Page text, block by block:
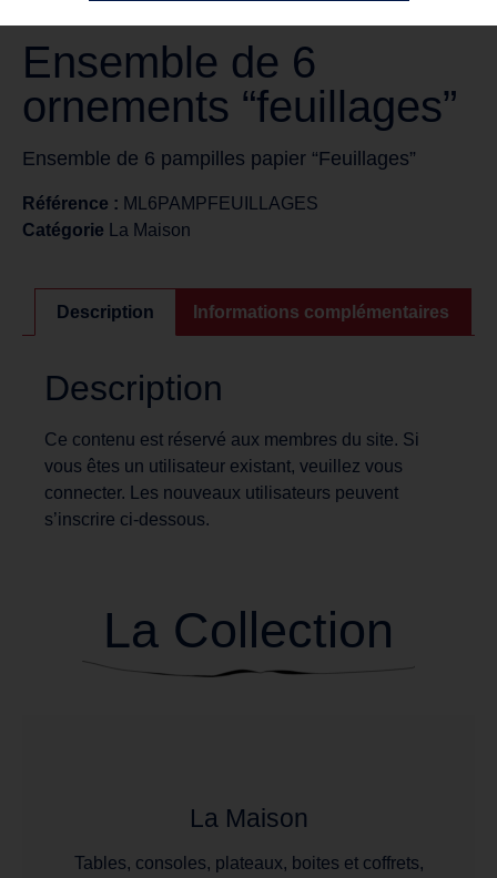
Ensemble de 6
ornements “feuillages”
Ensemble de 6 pampilles papier “Feuillages”
Référence : ML6PAMPFEUILLAGES
Catégorie
La Maison
Description Informations complémentaires
Description
Ce contenu est réservé aux membres du site. Si
vous êtes un utilisateur existant, veuillez vous
connecter. Les nouveaux utilisateurs peuvent
s’inscrire ci-dessous.
La Collection
La Maison
Tables, consoles, plateaux, boites et coffrets,